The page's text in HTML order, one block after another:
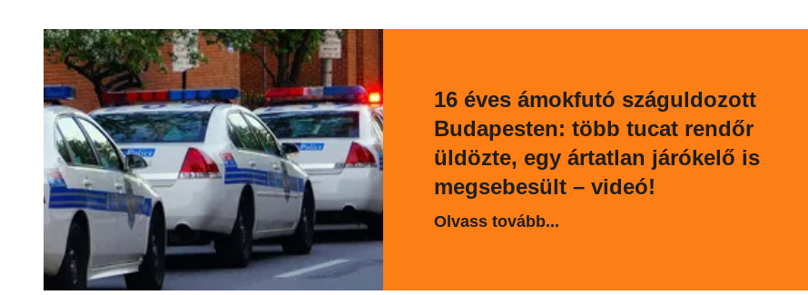
16 éves ámokfutó száguldozott
Budapesten: több tucat rendőr
üldözte, egy ártatlan járókelő is
megsebesült – videó!
Olvass tovább...